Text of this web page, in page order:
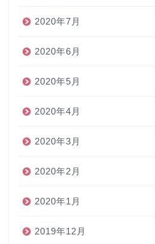
2020年7月
2020年6月
2020年5月
2020年4月
2020年3月
2020年2月
2020年1月
2019年12月